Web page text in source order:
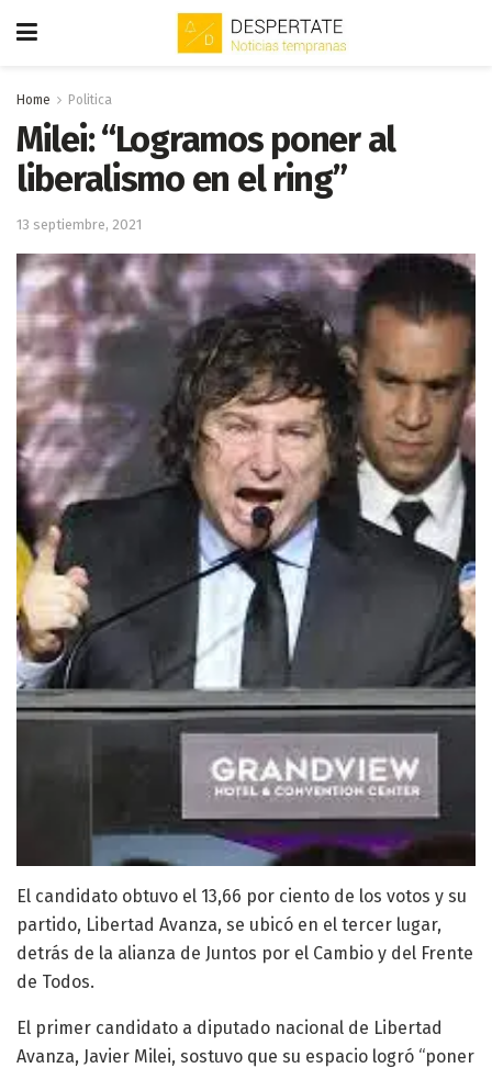
Home Politica
Milei: “Logramos poner al
liberalismo en el ring”
13 septiembre, 2021
El candidato obtuvo el 13,66 por ciento de los votos y su
partido, Libertad Avanza, se ubicó en el tercer lugar,
detrás de la alianza de Juntos por el Cambio y del Frente
de Todos.
El primer candidato a diputado nacional de Libertad
Avanza, Javier Milei, sostuvo que su espacio logró “poner